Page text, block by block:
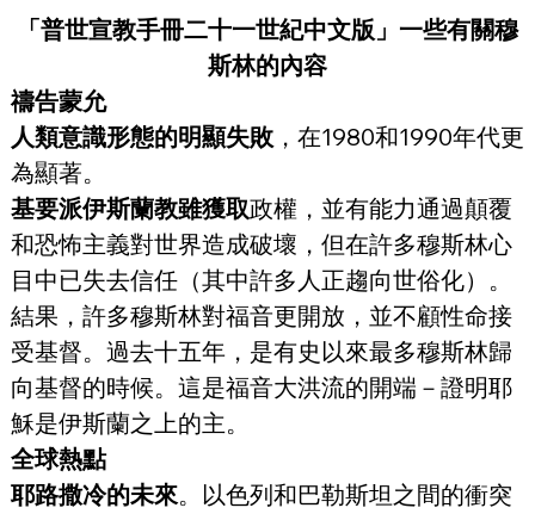
「普世宣教手冊二十一世紀中文版」一些有關穆
斯林的內容
禱告蒙允
人類意識形態的明顯失敗，在1980和1990年代更
為顯著。
基要派伊斯蘭教雖獲取政權，並有能力通過顛覆
和恐怖主義對世界造成破壞，但在許多穆斯林心
目中已失去信任（其中許多人正趨向世俗化）。
結果，許多穆斯林對福音更開放，並不顧性命接
受基督。過去十五年，是有史以來最多穆斯林歸
向基督的時候。這是福音大洪流的開端－證明耶
穌是伊斯蘭之上的主。
全球熱點
耶路撒冷的未來。以色列和巴勒斯坦之間的衝突